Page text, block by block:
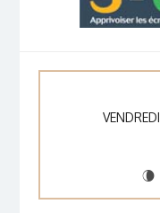
VENDREDI
V